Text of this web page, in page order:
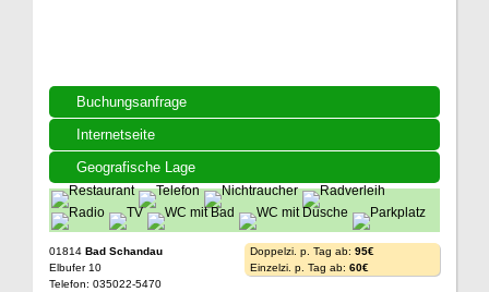
Buchungsanfrage
Internetseite
Geografische Lage
01814 Bad Schandau
Elbufer 10
Telefon: 035022-5470
Doppelzi. p. Tag ab: 95€
Einzelzi. p. Tag ab: 60€